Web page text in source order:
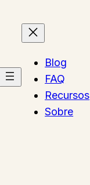
Blog
FAQ
Recursos
Sobre